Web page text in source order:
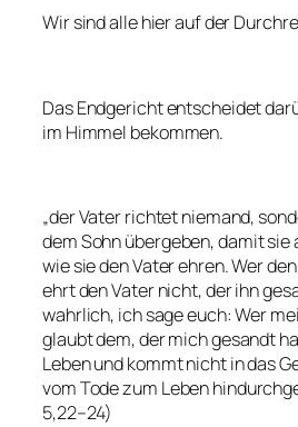
Wir sind alle hier auf der
Das Endgericht entscheidet
im Himmel bekommen.
„der Vater richtet niemand,
dem Sohn übergeben, damit sie
wie sie den Vater ehren. Wer
ehrt den Vater nicht, der ihn
wahrlich, ich sage euch: Wer
glaubt dem, der mich gesandt
Leben und kommt nicht in das
vom Tode zum Leben
5,22–24)